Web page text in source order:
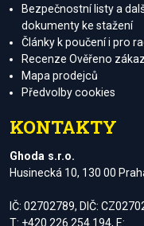
Bezpečnostní listy a
dokumenty ke stažení
Články k poučení i pro
Recenze Ověřeno
Mapa prodejců
Předvolby cookies
KONTAKTY
Ghoda s.r.o.
Husinecká 10, 130 00
IČ: 02702789, DIČ:
T: +420 226 254 194, E: